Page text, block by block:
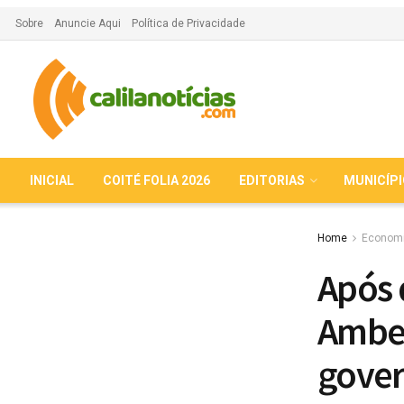
Sobre Anuncie Aqui Política de Privacidade
INICIAL COITÉ FOLIA 2026 EDITORIAS
Home
Após